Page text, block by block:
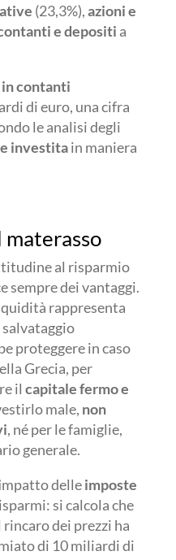
(23,3%),azioni e
e depositi a
contanti
di euro, una cifra
le analisi degli
investitain maniera
al risparmio
sempre dei vantaggi.
rappresenta
proteggere in caso
Grecia, per
il capitale fermo e
male, non
, né per le famiglie,
generale.
mpatto delleimposte
si calcola che
rincaro dei prezzi ha
di 10 miliardi di